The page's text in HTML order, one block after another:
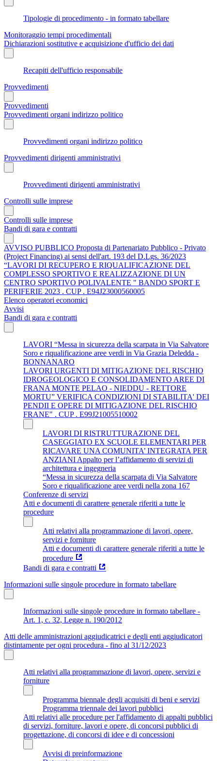
Tipologie di procedimento - in formato tabellare
Monitoraggio tempi procedimentali
Dichiarazioni sostitutive e acquisizione d'ufficio dei dati
Recapiti dell'ufficio responsabile
Provvedimenti
Provvedimenti
Provvedimenti organi indirizzo politico
Provvedimenti organi indirizzo politico
Provvedimenti dirigenti amministrativi
Provvedimenti dirigenti amministrativi
Controlli sulle imprese
Controlli sulle imprese
Bandi di gara e contratti
AVVISO PUBBLICO Proposta di Partenariato Pubblico - Privato
(Project Financing) ai sensi dell'art. 193 del D.Lgs. 36/2023
“LAVORI DI RECUPERO E RIQUALIFICAZIONE DEL
COMPLESSO SPORTIVO E REALIZZAZIONE DI UN
CENTRO SPORTIVO POLIVALENTE " BANDO SPORT E
PERIFERIE 2023 . CUP . E94J23000560005
Elenco operatori economici
Avvisi
Bandi di gara e contratti
LAVORI “Messa in sicurezza della scarpata in Via Salvatore
Soro e riqualificazione aree verdi in Via Grazia Deledda -
BONNANARO
LAVORI URGENTI DI MITIGAZIONE DEL RISCHIO
IDROGEOLOGICO E CONSOLIDAMENTO AREE DI
FRANA MONTE PELAO - NIEDDU - RETTORE
MORTU” VERIFICA CONDIZIONI DI STABILITA' DEI
PENDII E OPERE DI MITIGAZIONE DEL RISCHIO
FRANE" . CUP . E99J21005510002
LAVORI DI RISTRUTTURAZIONE DEL
CASEGGIATO EX SCUOLE ELEMENTARI PER
RICAVARE UNA COMUNITA’ INTEGRATA PER
ANZIANI Appalto per l’affidamento di servizi di
architettura e ingegneria
“Messa in sicurezza della scarpata di Via Salvatore
Soro e riqualificazione aree verdi nella zona 167
Conferenze di servizi
Atti e documenti di carattere generale riferiti a tutte le
procedure
Atti relativi alla programmazione di lavori, opere,
servizi e forniture
Atti e documenti di carattere generale riferiti a tutte le
procedure
Bandi di gara e contratti
Informazioni sulle singole procedure in formato tabellare
Informazioni sulle singole procedure in formato tabellare -
Art. 1, c. 32, Legge n. 190/2012
Atti delle amministrazioni aggiudicatrici e degli enti aggiudicatori
distintamente per ogni procedura - fino al 31/12/2023
Atti relativi alla programmazione di lavori, opere, servizi e
forniture
Programma biennale degli acquisiti di beni e servizi
Programma triennale dei lavori pubblici
Atti relativi alle procedure per l'affidamento di appalti pubblici
di servizi, forniture, lavori e opere, di concorsi pubblici di
progettazione, di concorsi di idee e di concessioni
Avvisi di preinformazione